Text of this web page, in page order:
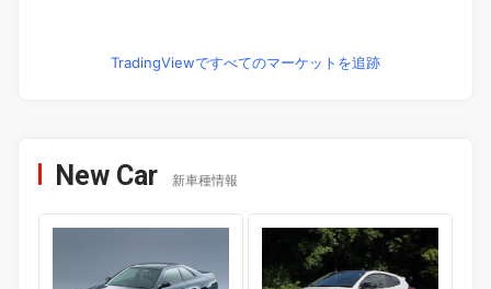
TradingViewですべてのマーケットを追跡
New Car 新車種情報